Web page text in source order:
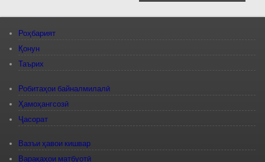
Роҳбарият
Қонун
Таърих
Робитаҳои байналмилалӣ
Ҳамоҳангсозӣ
Ҷасорат
Вазъи ҳавои кишвар
Варақаҳои матбуотӣ